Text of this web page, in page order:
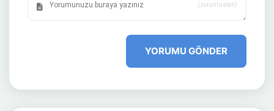
(zorunlu alan)
YORUMU GÖNDER